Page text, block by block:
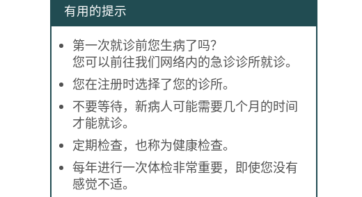
有用的提示
第一次就诊前您生病了吗？
您可以前往我们网络内的急诊诊所就诊。
您在注册时选择了您的诊所。
不要等待，新病人可能需要几个月的时间
才能就诊。
定期检查，也称为健康检查。
每年进行一次体检非常重要，即使您没有
感觉不适。